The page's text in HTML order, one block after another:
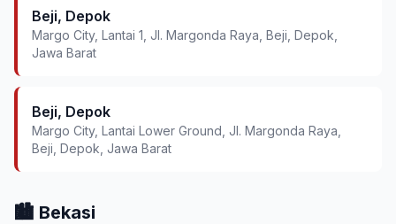
Beji, Depok
Margo City, Lantai 1, Jl. Margonda Raya, Beji, Depok,
Jawa Barat
Beji, Depok
Margo City, Lantai Lower Ground, Jl. Margonda Raya,
Beji, Depok, Jawa Barat
🏙️ Bekasi